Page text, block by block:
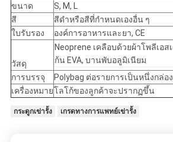
ขนาด
S, M, L
สี
สีดำหรือสีที่กำหนดเองอื่น ๆ
ใบรับรอง
องค์การอาหารและยา, CE
วัสดุ
Neoprene เคลือบด้วยผ้าโพลีเอส
ก้น EVA, บานพับอลูมิเนียม
การบรรจุ
Polybag ต่อรายการเป็นหนึ่งกล่อง
เครื่องหมายโลโก้ของลูกค้าจะปรากฏขึ้น
กระดูกเข่ารั้ง เกรดทางการแพทย์เข่ารั้ง